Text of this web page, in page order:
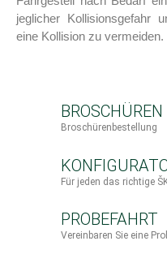
jeglicher Kollisionsgefahr
eine Kollision zu vermeiden.
BROSCHÜREN
Broschürenbestellung
Für jeden das richtige
PROBEFAHRT
Vereinbaren Sie eine